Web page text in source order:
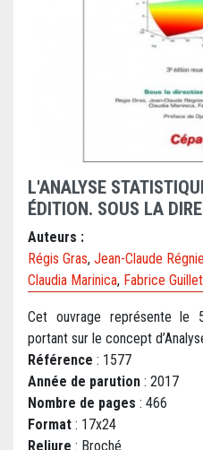
L'ANALYSE
ÉDITION. SOUS LA
Auteurs :
Régis Gras, Jean-Claude
Claudia Marinica, Fabrice Guillet
Cet ouvrage représente le
portant sur le concept
Référence : 1577
Année de parution : 2017
Nombre de pages : 466
Format : 17x24
Reliure : Broché